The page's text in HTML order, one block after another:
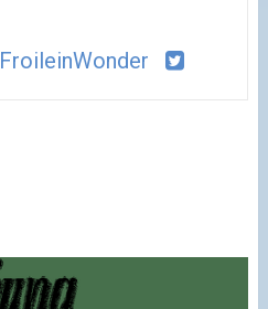
FroileinWonder